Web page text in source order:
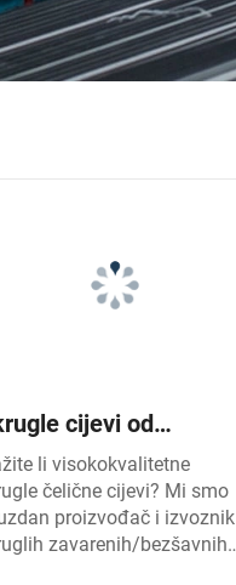
cijevi od
čelika
li visokokvalitetne
čelične cijevi? Mi smo
proizvođač i izvoznik
zavarenih/bezšavnih